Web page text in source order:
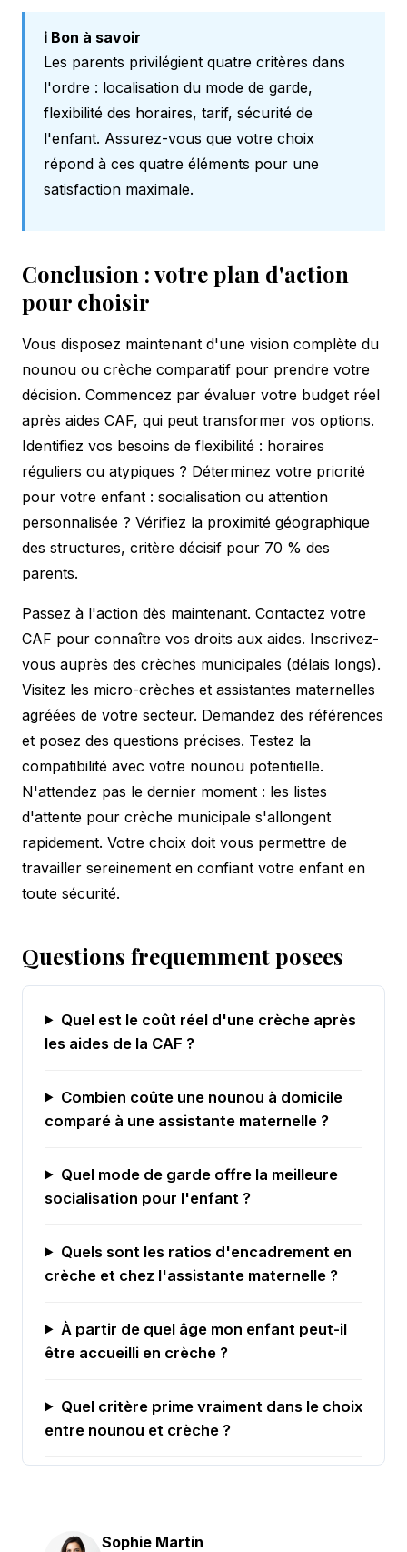
ℹ️ Bon à savoir
Les parents privilégient quatre critères dans
l'ordre : localisation du mode de garde,
flexibilité des horaires, tarif, sécurité de
l'enfant. Assurez-vous que votre choix
répond à ces quatre éléments pour une
satisfaction maximale.
Conclusion : votre plan d'action
pour choisir
Vous disposez maintenant d'une vision complète du
nounou ou crèche comparatif pour prendre votre
décision. Commencez par évaluer votre budget réel
après aides CAF, qui peut transformer vos options.
Identifiez vos besoins de flexibilité : horaires
réguliers ou atypiques ? Déterminez votre priorité
pour votre enfant : socialisation ou attention
personnalisée ? Vérifiez la proximité géographique
des structures, critère décisif pour 70 % des
parents.
Passez à l'action dès maintenant. Contactez votre
CAF pour connaître vos droits aux aides. Inscrivez-
vous auprès des crèches municipales (délais longs).
Visitez les micro-crèches et assistantes maternelles
agréées de votre secteur. Demandez des références
et posez des questions précises. Testez la
compatibilité avec votre nounou potentielle.
N'attendez pas le dernier moment : les listes
d'attente pour crèche municipale s'allongent
rapidement. Votre choix doit vous permettre de
travailler sereinement en confiant votre enfant en
toute sécurité.
Questions frequemment posees
Quel est le coût réel d'une crèche après
les aides de la CAF ?
Combien coûte une nounou à domicile
comparé à une assistante maternelle ?
Quel mode de garde offre la meilleure
socialisation pour l'enfant ?
Quels sont les ratios d'encadrement en
crèche et chez l'assistante maternelle ?
À partir de quel âge mon enfant peut-il
être accueilli en crèche ?
Quel critère prime vraiment dans le choix
entre nounou et crèche ?
Sophie Martin